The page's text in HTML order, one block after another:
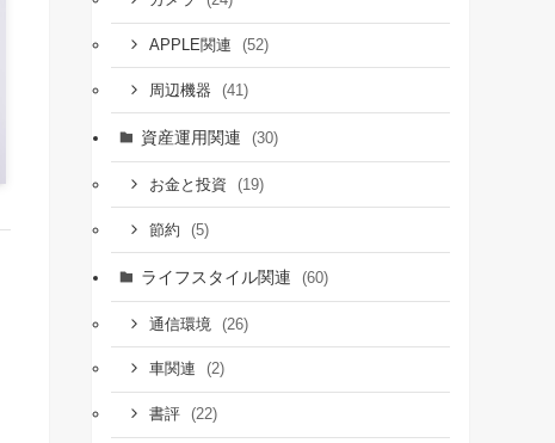
APPLE関連 (52)
周辺機器 (41)
資産運用関連 (30)
お金と投資 (19)
節約 (5)
ライフスタイル関連 (60)
通信環境 (26)
車関連 (2)
書評 (22)